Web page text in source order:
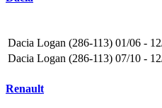
Dacia Logan (286-113) 01/06 -
Dacia Logan (286-113) 07/10 -
Renault